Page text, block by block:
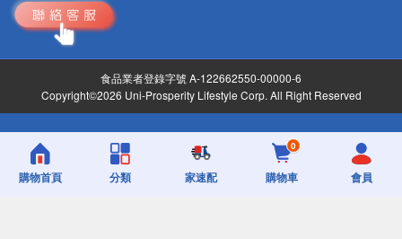
食品業者登錄字號 A-122662550-00000-6
Copyright©2026 Uni-Prosperity Lifestyle Corp. All Right Reserved
購物首頁 分類 家速配
0
購物車 會員